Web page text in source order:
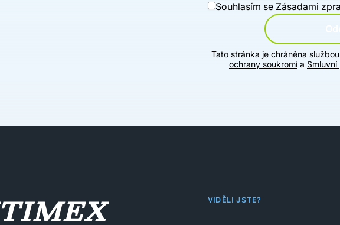
Souhlasím se Zásadami
Tato stránka je chráněna
ochrany soukromía
VIDĚLI JSTE?